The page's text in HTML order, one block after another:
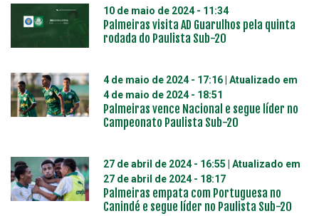
10 de maio de 2024 - 11:34
Palmeiras visita AD Guarulhos pela quinta
rodada do Paulista Sub-20
4 de maio de 2024 - 17:16 | Atualizado em
4 de maio de 2024 - 18:51
Palmeiras vence Nacional e segue líder no
Campeonato Paulista Sub-20
27 de abril de 2024 - 16:55 | Atualizado em
27 de abril de 2024 - 18:17
Palmeiras empata com Portuguesa no
Canindé e segue líder no Paulista Sub-20